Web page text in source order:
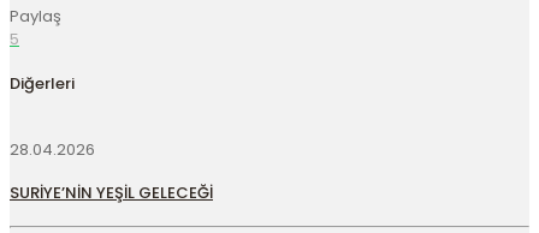
Paylaş
5
Diğerleri
28.04.2026
SURİYE’NİN YEŞİL GELECEĞİ